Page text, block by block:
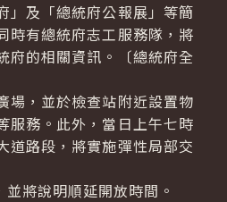
及「總統府公報展」等簡
時有總統府志工服務隊，將
府的相關資訊。〔總統府全
，並於檢查站附近設置物
服務。此外，當日上午七時
道路段，將實施彈性局部交
將說明順延開放時間。